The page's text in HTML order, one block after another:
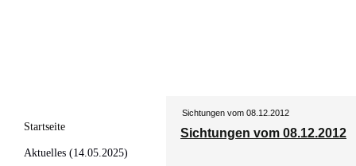
Startseite
Aktuelles (14.05.2025)
Sichtungen vom 08.12.2012
Sichtungen vom 08.12.2012